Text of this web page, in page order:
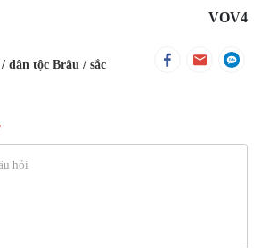
VOV4
dân tộc Brâu
sắc